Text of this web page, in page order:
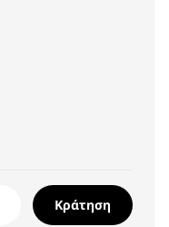
Κράτηση